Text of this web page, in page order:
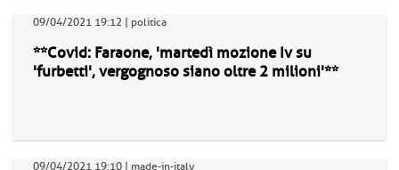
09/04/2021 19:12 | politica
**Covid: Faraone, 'martedì mozione Iv su
'furbetti', vergognoso siano oltre 2 milioni'**
09/04/2021 19:10 | made-in-italy